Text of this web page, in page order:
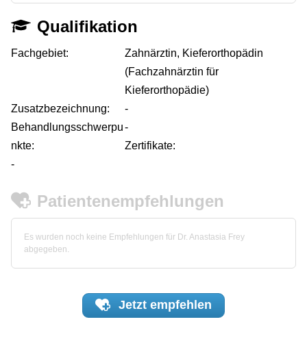
Qualifikation
Fachgebiet:
Zahnärztin, Kieferorthopädin
(Fachzahnärztin für
Kieferorthopädie)
Zusatzbezeichnung:
-
Behandlungsschwerpu
nkte:
-
Zertifikate:
-
Patientenempfehlungen
Es wurden noch keine Empfehlungen für Dr. Anastasia Frey
abgegeben.
Jetzt empfehlen